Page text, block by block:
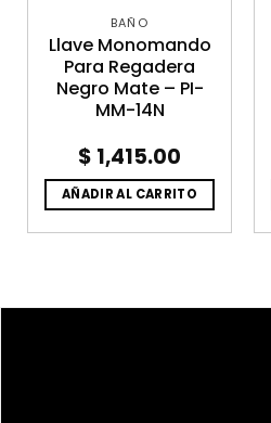
BAÑO
Llave Monomando
Para Regadera
Negro Mate – PI-
MM-14N
$ 1,415.00
AÑADIR AL CARRITO